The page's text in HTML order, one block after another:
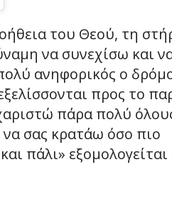
του Θεού, τη
να συνεχίσω και
ανηφορικός ο
προς το
πάρα πολύ
σας κρατάω όσο πιο
πάλι»